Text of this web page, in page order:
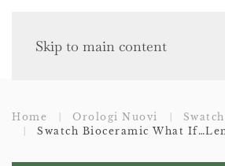
Skip to main content
Home Orologi Nuovi Swatch
Swatch Bioceramic What